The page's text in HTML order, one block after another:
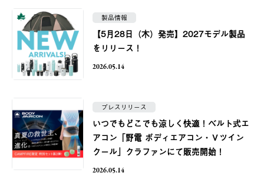
製品情報
【5月28日（木）発売】2027モデル製品
をリリース！
2026.05.14
プレスリリース
いつでもどこでも涼しく快適！ベルト式エ
アコン「野電 ボディエアコン・Ｖツイン
クール」クラファンにて販売開始！
2026.05.14